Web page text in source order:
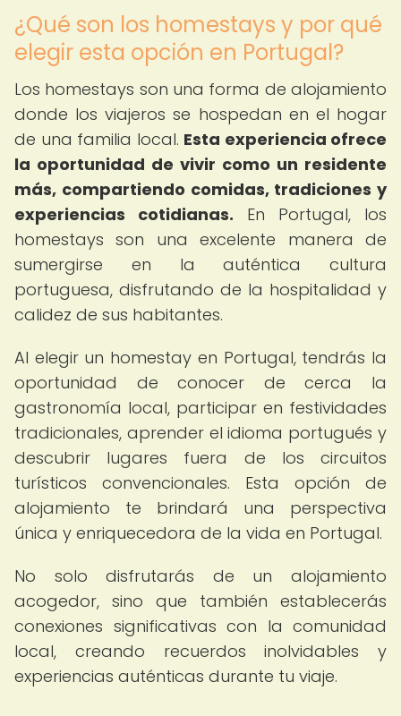
¿Qué son los homestays y por qué
elegir esta opción en Portugal?
Los homestays son una forma de alojamiento
donde los viajeros se hospedan en el hogar
de una familia local. Esta experiencia ofrece
la oportunidad de vivir como un residente
más, compartiendo comidas, tradiciones y
experiencias cotidianas. En Portugal, los
homestays son una excelente manera de
sumergirse en la auténtica cultura
portuguesa, disfrutando de la hospitalidad y
calidez de sus habitantes.
Al elegir un homestay en Portugal, tendrás la
oportunidad de conocer de cerca la
gastronomía local, participar en festividades
tradicionales, aprender el idioma portugués y
descubrir lugares fuera de los circuitos
turísticos convencionales. Esta opción de
alojamiento te brindará una perspectiva
única y enriquecedora de la vida en Portugal.
No solo disfrutarás de un alojamiento
acogedor, sino que también establecerás
conexiones significativas con la comunidad
local, creando recuerdos inolvidables y
experiencias auténticas durante tu viaje.